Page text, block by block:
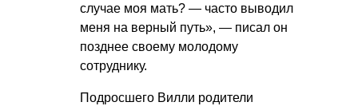
случае моя мать? — часто выводил
меня на верный путь», — писал он
позднее своему молодому
сотруднику.
Подросшего Вилли родители